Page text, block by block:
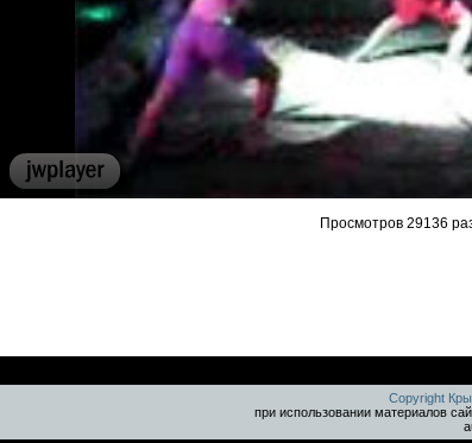
Просмотров 29136
Copyright
при использовании материалов